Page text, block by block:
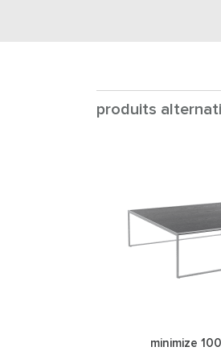
produits
minimize